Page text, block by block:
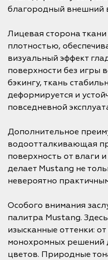
благородный внешний
Лицевая сторона
плотностью,
визуальный эффект
поверхности без игры
бэкингу, ткань
деформируется и
повседневной
Дополнительное
водоотталкивающая
поверхность от влаги
делает Mustang не
невероятно
Особого внимания
палитра Mustang.
изысканные оттенки: от
монохромных решений
цветов. Природные